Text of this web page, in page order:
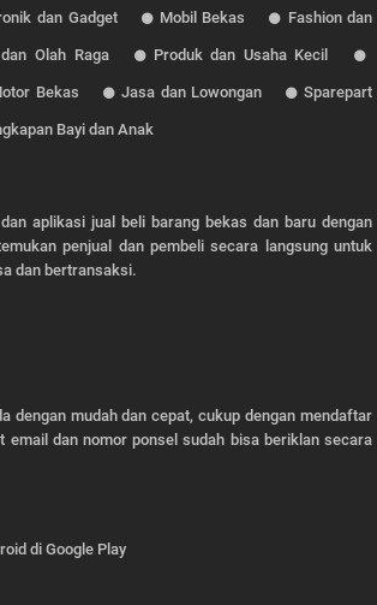
dan Gadget Mobil Bekas Fashion dan
Olah Raga Produk dan Usaha Kecil
Bekas Jasa dan Lowongan Sparepart
Bayi dan Anak
aplikasi jual beli barang bekas dan baru dengan
penjual dan pembeli secara langsung untuk
dan bertransaksi.
dengan mudah dan cepat, cukup dengan mendaftar
email dan nomor ponsel sudah bisa beriklan secara
di Google Play